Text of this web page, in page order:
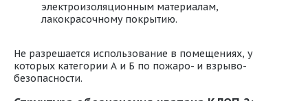
электроизоляционным материалам,
лакокрасочному покрытию.
Не разрешается использование в помещениях, у
которых категории А и Б по пожаро- и взрыво-
безопасности.